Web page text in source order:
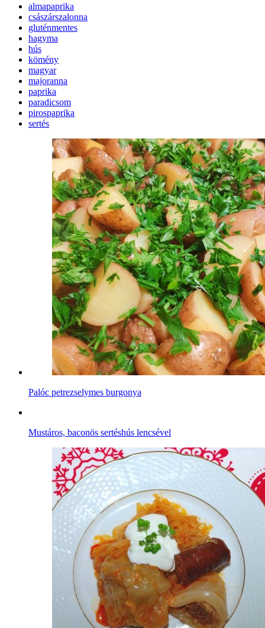
almapaprika
császárszalonna
gluténmentes
hagyma
hús
kömény
magyar
majoranna
paprika
paradicsom
pirospaprika
sertés
Palóc petrezselymes burgonya
Mustáros, baconös sertéshús lencsével